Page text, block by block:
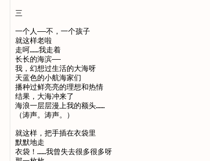
三
一个人——不，一个孩子
就这样老啦
走呵……我走着
长长的海滨——
我，幻想过生活的大海呀
天蓝色的小航海家们
播种过鲜亮亮的理想和热情
结果，大海冲来了
海浪一层层漫上我的额头……
（涛声。涛声。）
就这样，把手插在衣袋里
默默地走
衣袋！……我曾失去很多很多呀